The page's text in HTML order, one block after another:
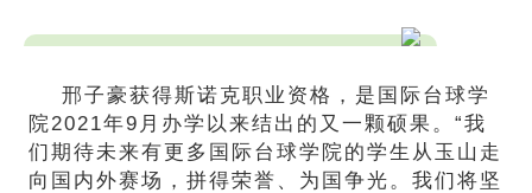
邢子豪获得斯诺克职业资格，是国际台球学
院2021年9月办学以来结出的又一颗硕果。“我
们期待未来有更多国际台球学院的学生从玉山走
向国内外赛场，拼得荣誉、为国争光。我们将坚